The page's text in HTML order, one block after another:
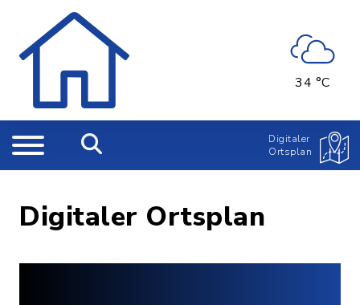
34 °C
Digitaler
Ortsplan
Digitaler Ortsplan